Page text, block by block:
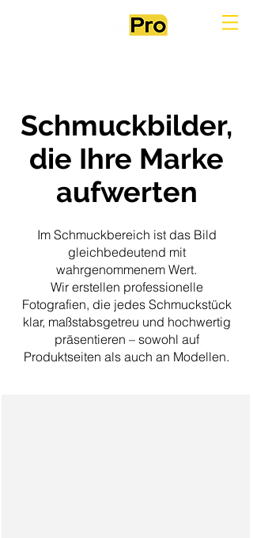
Schmuckbilder,
die Ihre Marke
aufwerten
Im Schmuckbereich ist das Bild
gleichbedeutend mit
wahrgenommenem Wert.
Wir erstellen professionelle
Fotografien, die jedes Schmuckstück
klar, maßstabsgetreu und hochwertig
präsentieren – sowohl auf
Produktseiten als auch an Modellen.